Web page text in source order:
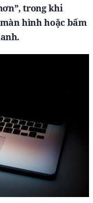
trong khi
hình hoặc bấm